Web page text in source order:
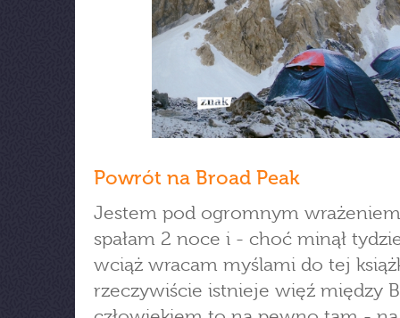
Powrót na Broad Peak
Jestem pod ogromnym
spałam 2 noce i - choć minął
wciąż wracam myślami do tej
rzeczywiście istnieje więź między